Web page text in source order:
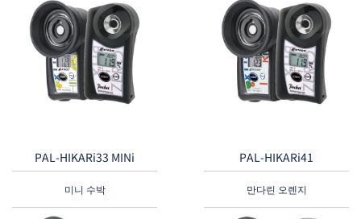
PAL-HIKARi33 MINi
미니 수박
PAL-HIKARi41
만다린 오렌지